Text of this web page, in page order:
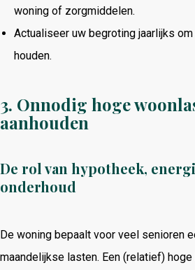
woning of zorgmiddelen.
Actualiseer uw begroting jaarlijks
houden.
3. Onnodig hoge
aanhouden
De rol van hypotheek,
onderhoud
De woning bepaalt voor veel senioren
maandelijkse lasten. Een (relatief)